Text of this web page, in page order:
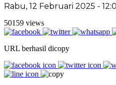
Rabu, 12 Februari 2025 -
50159 views
URL berhasil dicopy